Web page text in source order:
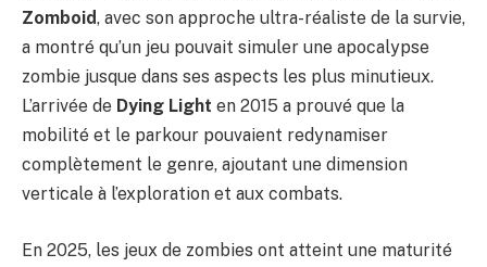
Zomboid, avec son approche ultra-réaliste de la survie,
a montré qu’un jeu pouvait simuler une apocalypse
zombie jusque dans ses aspects les plus minutieux.
L’arrivée de Dying Light en 2015 a prouvé que la
mobilité et le parkour pouvaient redynamiser
complètement le genre, ajoutant une dimension
verticale à l’exploration et aux combats.
En 2025, les jeux de zombies ont atteint une maturité